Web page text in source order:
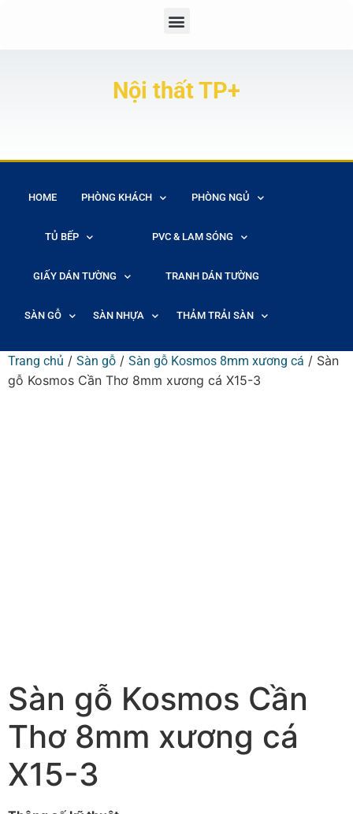
Nội thất TP+
HOME PHÒNG KHÁCH PHÒNG NGỦ
TỦ BẾP PVC & LAM SÓNG
GIẤY DÁN TƯỜNG TRANH DÁN TƯỜNG
SÀN GỖ SÀN NHỰA THẢM TRẢI SÀN
Trang chủ / Sàn gỗ / Sàn gỗ Kosmos 8mm xương cá / Sàn
gỗ Kosmos Cần Thơ 8mm xương cá X15-3
Sàn gỗ Kosmos Cần
Thơ 8mm xương cá
X15-3